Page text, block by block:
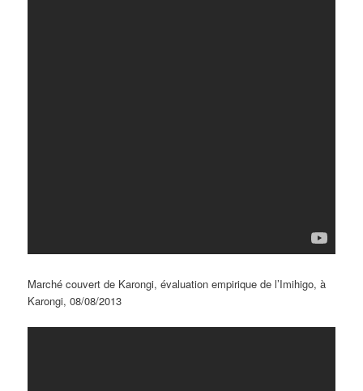
Marché couvert de Karongi, évaluation empirique de l’Imihigo, à
Karongi, 08/08/2013